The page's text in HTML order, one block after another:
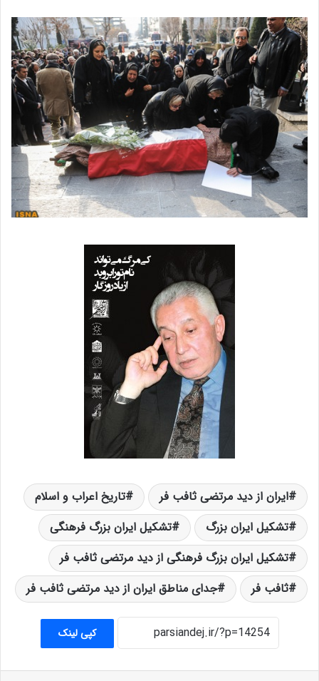
ایران از دید مرتضی ثافب فر
تاریخ اعراب و اسلام
تشکیل ایران بزرگ
تشکیل ایران بزرگ فرهنگی
تشکیل ایران بزرگ فرهنگی از دید مرتضی ثافب فر
ثافب فر
جدای مناطق ایران از دید مرتضی ثافب فر
کپی لینک